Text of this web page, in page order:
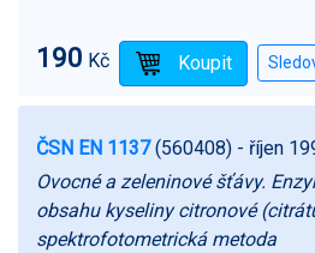
190 Kč
ČSN EN 1137(560408) - říjen
Ovocné a zeleninové šťávy.
obsahu kyseliny citronové
spektrofotometrická metoda